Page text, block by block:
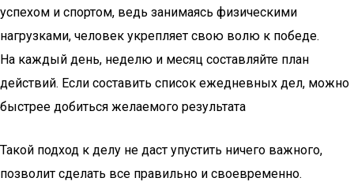
успехом и спортом, ведь занимаясь физическими
нагрузками, человек укрепляет свою волю к победе.
На каждый день, неделю и месяц составляйте план
действий. Если составить список ежедневных дел, можно
быстрее добиться желаемого результата
Такой подход к делу не даст упустить ничего важного,
позволит сделать все правильно и своевременно.